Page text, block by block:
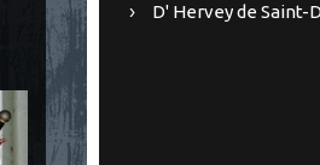
D' Hervey de Saint-